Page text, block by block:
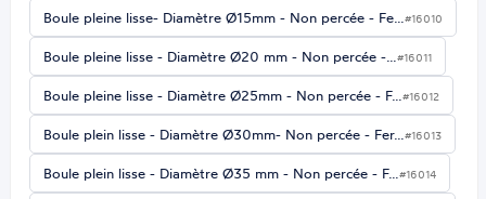
Boule pleine lisse- Diamètre Ø15mm - Non percée - Fe…#16010
Boule pleine lisse - Diamètre Ø20 mm - Non percée -…#16011
Boule pleine lisse - Diamètre Ø25mm - Non percée - F…#16012
Boule plein lisse - Diamètre Ø30mm- Non percée - Fer…#16013
Boule plein lisse - Diamètre Ø35 mm - Non percée - F…#16014